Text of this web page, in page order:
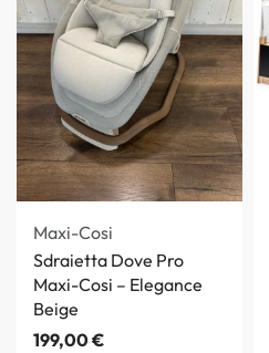
Maxi-Cosi
Sdraietta Dove Pro
Maxi-Cosi – Elegance
Beige
199,00€